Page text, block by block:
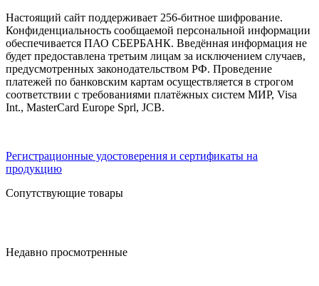
Настоящий сайт поддерживает 256-битное шифрование.
Конфиденциальность сообщаемой персональной информации
обеспечивается ПАО СБЕРБАНК. Введённая информация не
будет предоставлена третьим лицам за исключением случаев,
предусмотренных законодательством РФ. Проведение
платежей по банковским картам осуществляется в строгом
соответствии с требованиями платёжных систем МИР, Visa
Int., MasterCard Europe Sprl, JCB.
Регистрационные удостоверения и сертификаты на
продукцию
Сопутствующие товары
Недавно просмотренные